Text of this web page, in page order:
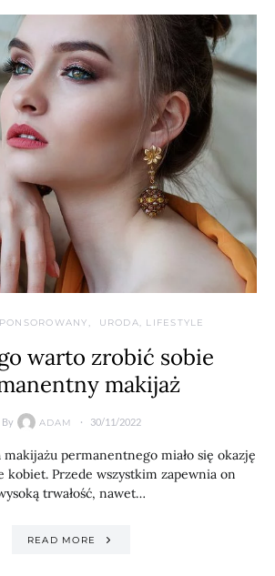
URODA, LIFESTYLE
warto zrobić sobie
makijaż
By ADAM 30/11/2022
permanentnego miało się okazję
kobiet. Przede wszystkim zapewnia on
trwałość, nawet…
READ MORE